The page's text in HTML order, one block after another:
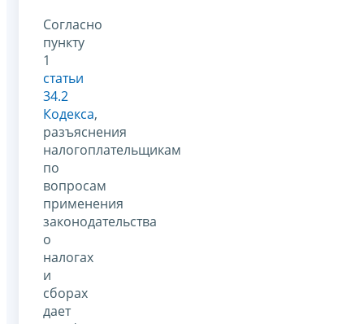
Согласно
пункту
1
статьи
34.2
Кодекса,
разъяснения
налогоплательщикам
по
вопросам
применения
законодательства
о
налогах
и
сборах
дает